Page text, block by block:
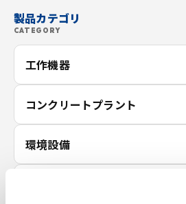
製品カテゴリ
CATEGORY
工作機器
コンクリートプラント
環境設備